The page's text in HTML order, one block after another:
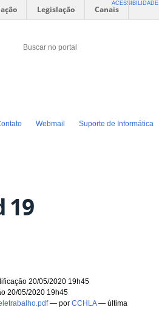
ACESSIBILIDADE
Legislação Canais
Buscar no portal
Webmail Suporte de Informática
19
20/05/2020 19h45
20/05/2020 19h45
—porCCHLA— última